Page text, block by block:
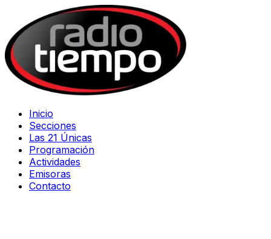
Inicio
Secciones
Las 21 Únicas
Programación
Actividades
Emisoras
Contacto